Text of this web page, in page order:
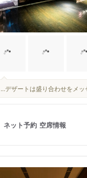
...デザートは盛り合わせをメ
ネット予約 空席情報